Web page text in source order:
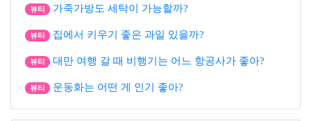
뷰티 가죽가방도 세탁이 가능할까?
뷰티 집에서 키우기 좋은 과일 있을까?
뷰티 대만 여행 갈 때 비행기는 어느 항공사가 좋아?
뷰티 운동화는 어떤 게 인기 좋아?